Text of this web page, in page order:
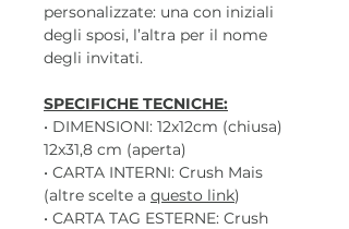
personalizzate: una con iniziali
degli sposi, l’altra per il nome
degli invitati.
SPECIFICHE TECNICHE:
• DIMENSIONI: 12x12cm (chiusa)
12x31,8 cm (aperta)
• CARTA INTERNI: Crush Mais
(altre scelte a questo link)
• CARTA TAG ESTERNE: Crush